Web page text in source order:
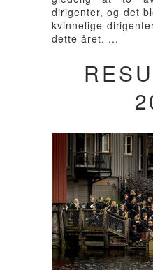
dirigenter, og det
kvinnelige
dette året. ...